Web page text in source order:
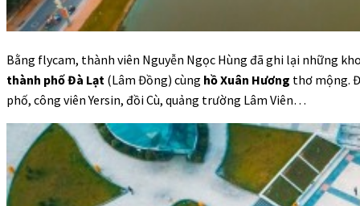
Bằng flycam, thành viên Nguyễn Ngọc Hùng đã ghi lại những
thành phố Đà Lạt (Lâm Đồng) cùng hồ Xuân Hương thơ mộng.
phố, công viên Yersin, đồi Cù, quảng trường Lâm Viên…